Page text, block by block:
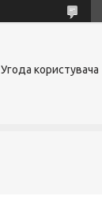
Угода користувача